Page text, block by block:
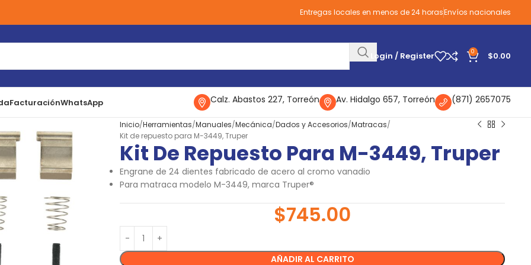
Entregas locales en menos de 24 horasEnvíos nacionales
Login / Register 0 $0.00
FacturaciónWhatsApp Calz. Abastos 227, Torreón Av. Hidalgo 657, Torreón (871) 2657075
Inicio Herramientas Manuales Mecánica Dados y Accesorios Matracas
Kit de repuesto para M-3449, Truper
Kit De Repuesto Para M-3449, Truper
Engrane de 24 dientes fabricado de acero al cromo vanadio
Para matraca modelo M-3449, marca Truper®
$745.00
AÑADIR AL CARRITO